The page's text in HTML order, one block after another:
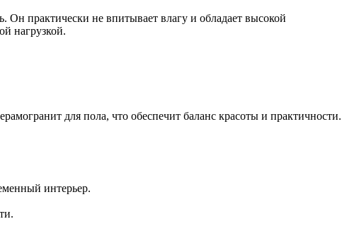
практически не впитывает влагу и обладает высокой
нагрузкой.
для пола, что обеспечит баланс красоты и практичности.
интерьер.